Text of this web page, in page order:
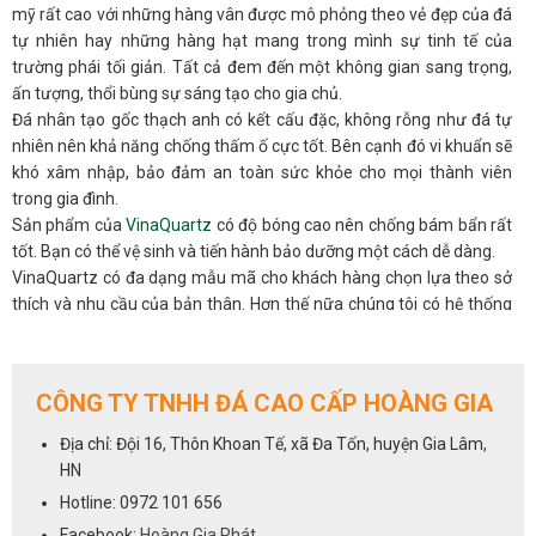
mỹ rất cao với những hàng vân được mô phỏng theo vẻ đẹp của đá
tự nhiên hay những hàng hạt mang trong mình sự tinh tế của
trường phái tối giản. Tất cả đem đến một không gian sang trọng,
ấn tượng, thổi bùng sự sáng tạo cho gia chủ.
Đá nhân tạo gốc thạch anh có kết cấu đặc, không rỗng như đá tự
nhiên nên khả năng chống thấm ố cực tốt. Bên cạnh đó vi khuẩn sẽ
khó xâm nhập, bảo đảm an toàn sức khỏe cho mọi thành viên
trong gia đình.
Sản phẩm củaVinaQuartz có độ bóng cao nên chống bám bẩn rất
tốt. Bạn có thể vệ sinh và tiến hành bảo dưỡng một cách dễ dàng.
VinaQuartz có đa dạng mẫu mã cho khách hàng chọn lựa theo sở
thích và nhu cầu của bản thân. Hơn thế nữa chúng tôi có hệ thống
đá VinaQuartz chắc chắn sẽ là sự lựa chọn hàng đầu và uy tín dành
cho ngôi nhà của bạn,cho các hạng mục :đá bàn bếp,đá ốp
quầy ba
cho phòng khách...
CÔNG TY TNHH ĐÁ CAO CẤP HOÀNG GIA
Địa chỉ: Đội 16, Thôn Khoan Tế, xã Đa Tốn, huyện Gia Lâm,
HN
Hotline: 0972 101 656